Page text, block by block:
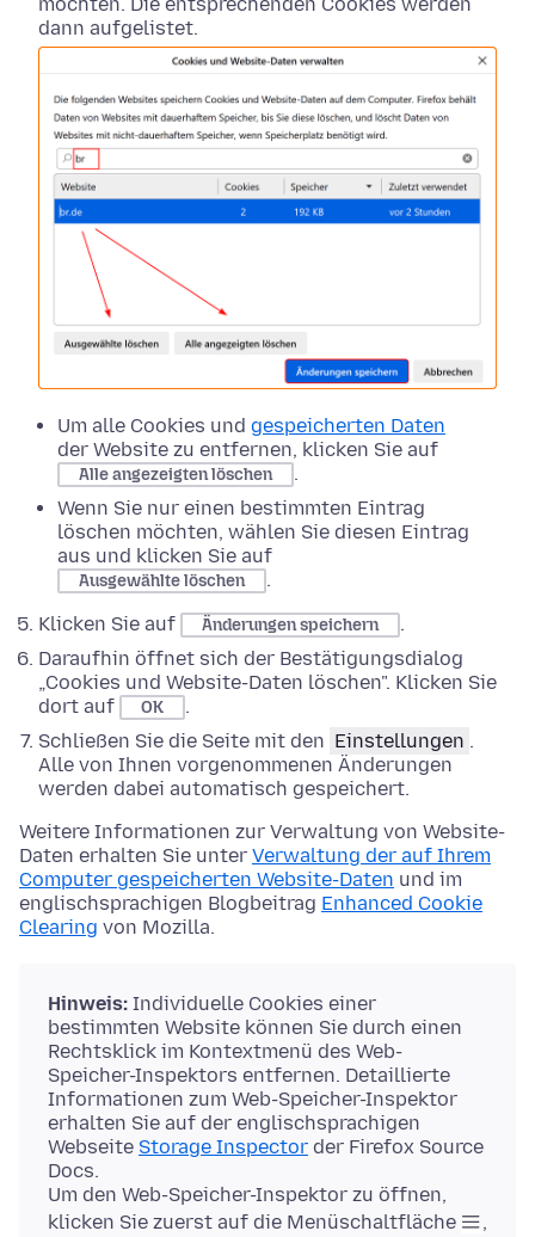
möchten. Die entsprechenden Cookies werden
dann aufgelistet.
Um alle Cookies und gespeicherten Daten
der Website zu entfernen, klicken Sie auf
Alle angezeigten löschen
.
Wenn Sie nur einen bestimmten Eintrag
löschen möchten, wählen Sie diesen Eintrag
aus und klicken Sie auf
Ausgewählte löschen
.
Klicken Sie auf
Änderungen speichern
.
Daraufhin öffnet sich der Bestätigungsdialog
„Cookies und Website-Daten löschen". Klicken Sie
dort auf
OK
.
Schließen Sie die Seite mit den Einstellungen .
Alle von Ihnen vorgenommenen Änderungen
werden dabei automatisch gespeichert.
Weitere Informationen zur Verwaltung von Website-
Daten erhalten Sie unter Verwaltung der auf Ihrem
Computer gespeicherten Website-Daten und im
englischsprachigen Blogbeitrag Enhanced Cookie
Clearing von Mozilla.
Hinweis: Individuelle Cookies einer
bestimmten Website können Sie durch einen
Rechtsklick im Kontextmenü des Web-
Speicher-Inspektors entfernen. Detaillierte
Informationen zum Web-Speicher-Inspektor
erhalten Sie auf der englischsprachigen
Webseite Storage Inspector der Firefox Source
Docs.
Um den Web-Speicher-Inspektor zu öffnen,
klicken Sie zuerst auf die Menüschaltfläche
,